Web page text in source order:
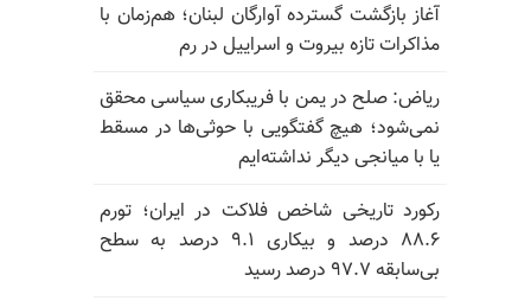
آغاز بازگشت گسترده آوارگان لبنان؛ هم‌زمان با
مذاکرات تازه بیروت و اسراییل در رم
ریاض: صلح در یمن با فریبکاری سیاسی محقق
نمی‌شود؛ هیچ گفتگویی با حوثی‌ها در مسقط
یا با میانجی دیگر نداشته‌ایم
رکورد تاریخی شاخص فلاکت در ایران؛ تورم
۸۸.۶ درصد و بیکاری ۹.۱ درصد به سطح
بی‌سابقه ۹۷.۷ درصد رسید